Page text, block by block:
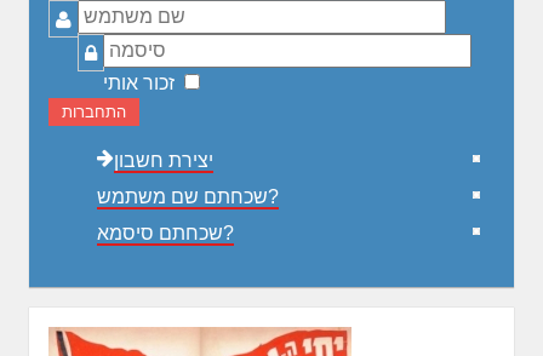
שם
משתמש
סיסמה
זכור אותי
התחברות
יצירת חשבון
שכחתם שם משתמש?
שכחתם סיסמא?